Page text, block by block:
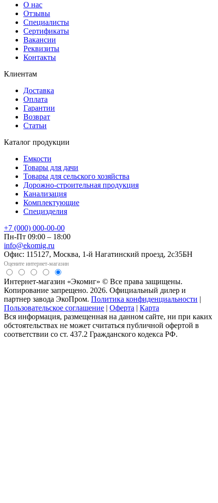
О нас
Отзывы
Специалисты
Сертификаты
Вакансии
Реквизиты
Контакты
Клиентам
Доставка
Оплата
Гарантии
Возврат
Статьи
Каталог продукции
Емкости
Товары для дачи
Товары для сельского хозяйства
Дорожно-строительная продукция
Канализация
Комплектующие
Специзделия
+7 (000) 000-00-00
Пн-Пт 09:00 – 18:00
info@ekomig.ru
Офис: 115127, Москва, 1-й Нагатинский проезд, 2с35БН
Оцените интернет-магазин
Интернет-магазин «Экомиг» © Все права защищены.
Копирование запрещено. 2026. Официальный дилер и
партнер завода ЭкоПром. Политика конфиденциальности |
Пользовательское соглашение | Оферта | Карта
Вся информация, размещенная на данном сайте, ни при каких
обстоятельствах не может считаться публичной офертой в
соответствии со ст. 437.2 Гражданского кодекса РФ.